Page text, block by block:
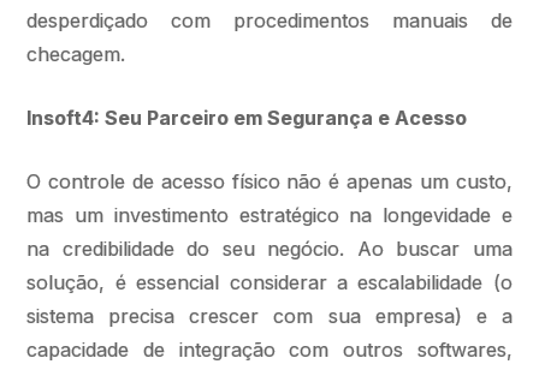
desperdiçado com procedimentos manuais de
checagem.
Insoft4: Seu Parceiro em Segurança e Acesso
O controle de acesso físico não é apenas um custo,
mas um investimento estratégico na longevidade e
na credibilidade do seu negócio. Ao buscar uma
solução, é essencial considerar a escalabilidade (o
sistema precisa crescer com sua empresa) e a
capacidade de integração com outros softwares,